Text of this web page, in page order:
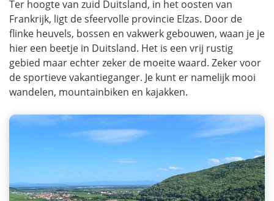
Ter hoogte van zuid Duitsland, in het oosten van
Frankrijk, ligt de sfeervolle provincie Elzas. Door de
flinke heuvels, bossen en vakwerk gebouwen, waan je je
hier een beetje in Duitsland. Het is een vrij rustig
gebied maar echter zeker de moeite waard. Zeker voor
de sportieve vakantieganger. Je kunt er namelijk mooi
wandelen, mountainbiken en kajakken.